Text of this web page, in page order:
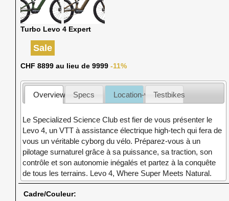
Turbo Levo 4 Expert
Sale
CHF 8899 au lieu de 9999 -11%
Overview Specs Location-venteTestbikes
Le Specialized Science Club est fier de vous présenter le
Levo 4, un VTT à assistance électrique high-tech qui fera de
vous un véritable cyborg du vélo. Préparez-vous à un
pilotage surnaturel grâce à sa puissance, sa traction, son
contrôle et son autonomie inégalés et partez à la conquête
de tous les terrains. Levo 4, Where Super Meets Natural.
Cadre/Couleur: